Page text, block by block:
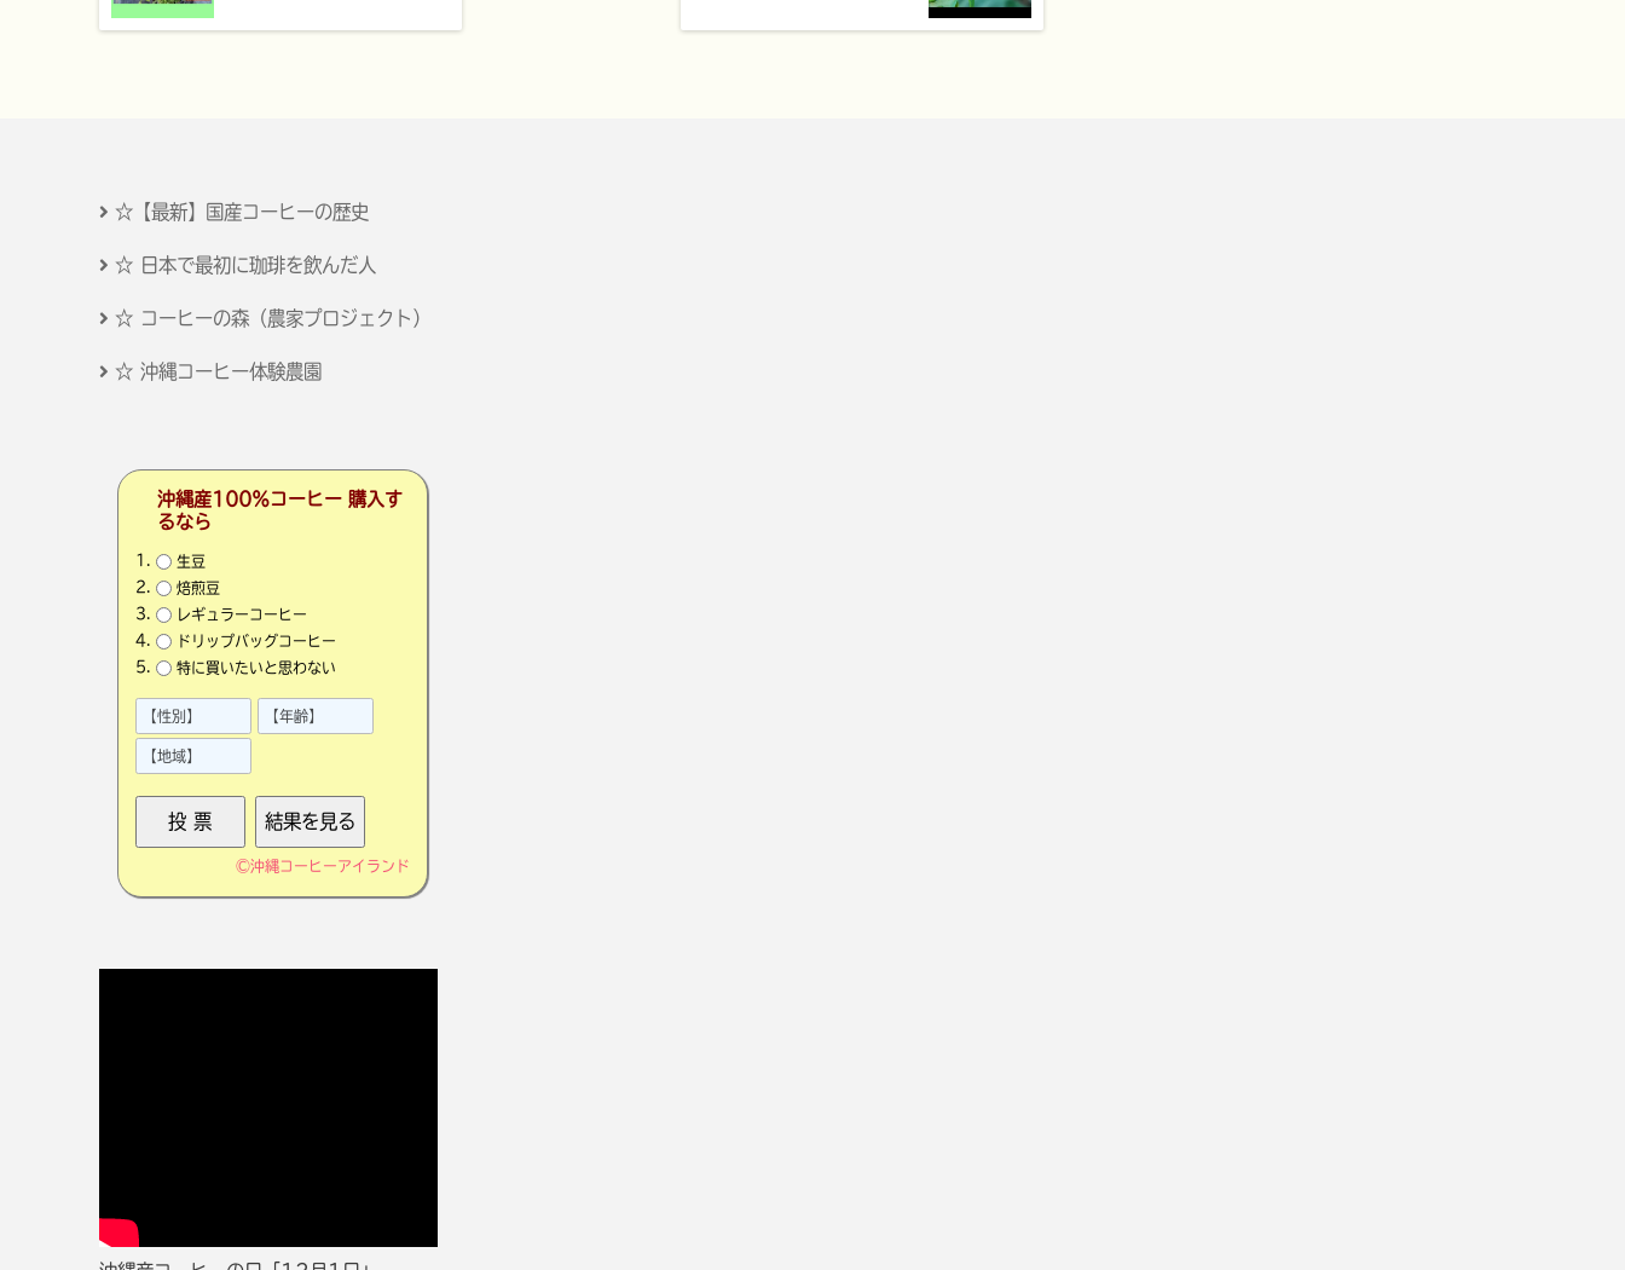
☆【最新】国産コーヒーの歴史
☆ 日本で最初に珈琲を飲んだ人
☆ コーヒーの森（農家プロジェクト）
☆ 沖縄コーヒー体験農園
沖縄産100％コーヒー 購入す
るなら
生豆
焙煎豆
レギュラーコーヒー
ドリップバッグコーヒー
特に買いたいと思わない
©沖縄コーヒーアイランド